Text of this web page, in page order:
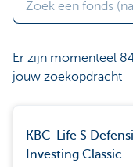
Er zijn momenteel
jouw zoekopdracht
KBC-Life S
Investing Classic